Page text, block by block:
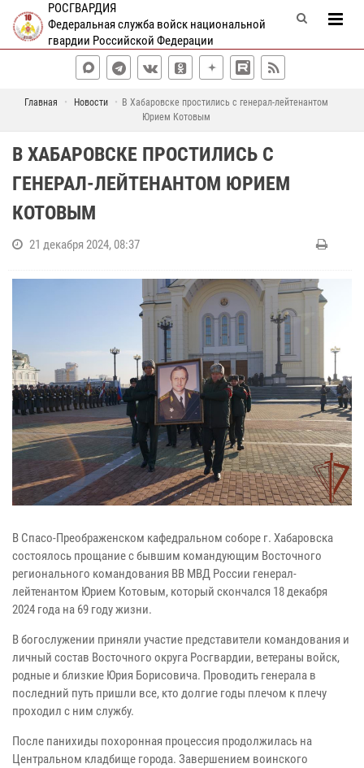
РОСГВАРДИЯ
Федеральная служба войск национальной
гвардии Российской Федерации
Главная Новости
В Хабаровске простились с генерал-лейтенантом
Юрием Котовым
В ХАБАРОВСКЕ ПРОСТИЛИСЬ С
ГЕНЕРАЛ-ЛЕЙТЕНАНТОМ ЮРИЕМ
КОТОВЫМ
21 декабря 2024, 08:37
В Спасо-Преображенском кафедральном соборе г. Хабаровска
состоялось прощание с бывшим командующим Восточного
регионального командования ВВ МВД России генерал-
лейтенантом Юрием Котовым, который скончался 18 декабря
2024 года на 69 году жизни.
В богослужении приняли участие представители командования и
личный состав Восточного округа Росгвардии, ветераны войск,
родные и близкие Юрия Борисовича. Проводить генерала в
последний путь пришли все, кто долгие годы плечом к плечу
проходил с ним службу.
После панихиды похоронная процессия продолжилась на
Центральном кладбище города. Завершением воинского